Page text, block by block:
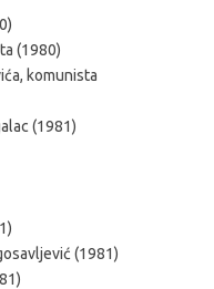
(1980)
komunista
(1981)
(1981)